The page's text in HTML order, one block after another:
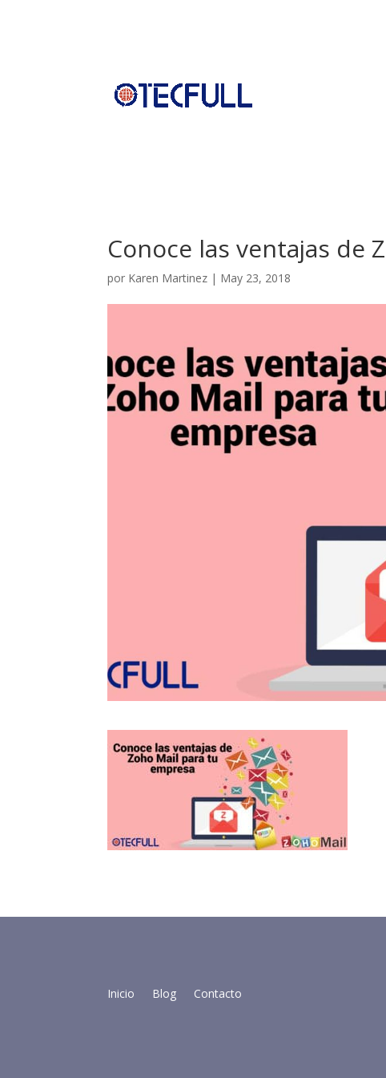
Conoce las ventajas de
por Karen Martinez | May 23, 2018
Inicio Blog Contacto